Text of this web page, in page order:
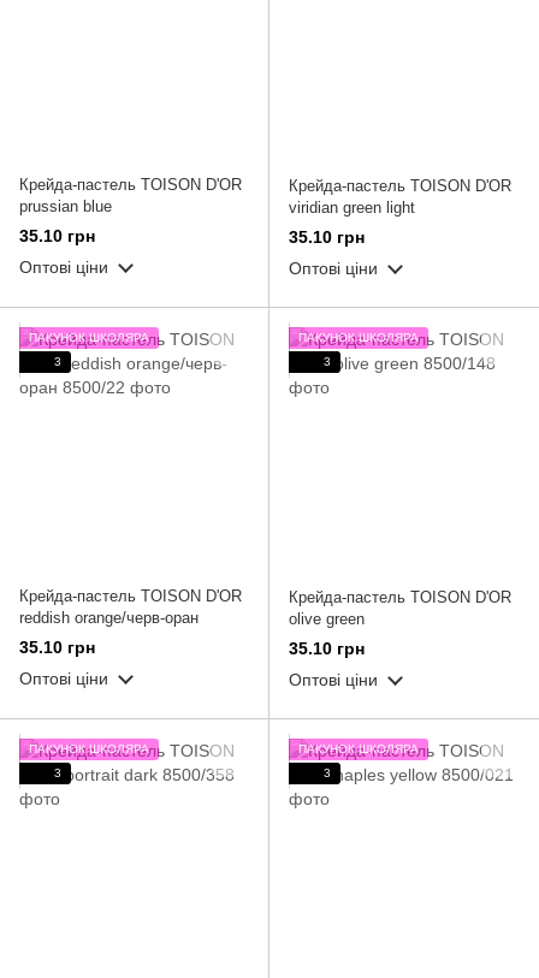
Крейда-пастель TOISON D'OR
prussian blue
35.10 грн
Оптові ціни
Крейда-пастель TOISON D'OR
viridian green light
35.10 грн
Оптові ціни
ПАКУНОК ШКОЛЯРА
3
Крейда-пастель TOISON D'OR
reddish orange/черв-оран
35.10 грн
Оптові ціни
ПАКУНОК ШКОЛЯРА
3
Крейда-пастель TOISON D'OR
olive green
35.10 грн
Оптові ціни
ПАКУНОК ШКОЛЯРА
3
ПАКУНОК ШКОЛЯРА
3